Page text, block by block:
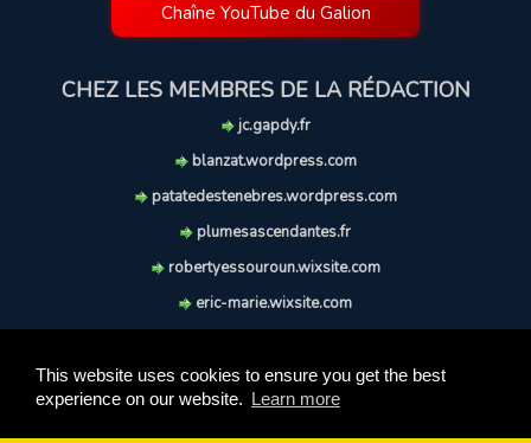
This website uses cookies to ensure you get the best
experience on our website. Learn more
Chaîne YouTube du Galion
CHEZ LES MEMBRES DE LA RÉDACTION
jc.gapdy.fr
blanzat.wordpress.com
patatedestenebres.wordpress.com
plumesascendantes.fr
robertyessouroun.wixsite.com
eric-marie.wixsite.com
soufflereve.blogspot.com